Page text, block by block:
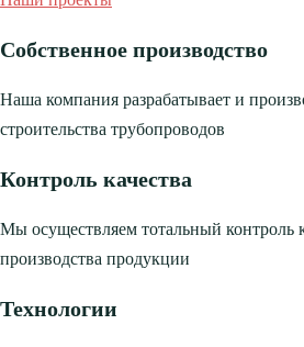
Собственное производство
Наша компания разрабатывает и
строительства трубопроводов
Контроль качества
Мы осуществляем тотальный контроль
производства продукции
Технологии